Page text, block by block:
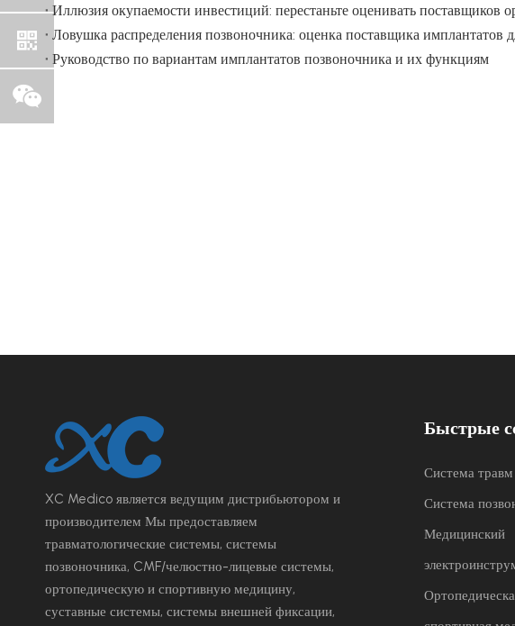
Руководство по вариантам имплантатов позвоночника и их функциям
XC Medico является ведущим дистрибьютором и
производителем Мы предоставляем
травматологические системы, системы
позвоночника, CMF/челюстно-лицевые системы,
ортопедическую и спортивную медицину,
суставные системы, системы внешней фиксации,
Быстрые
Система травм
Система
Медицинский